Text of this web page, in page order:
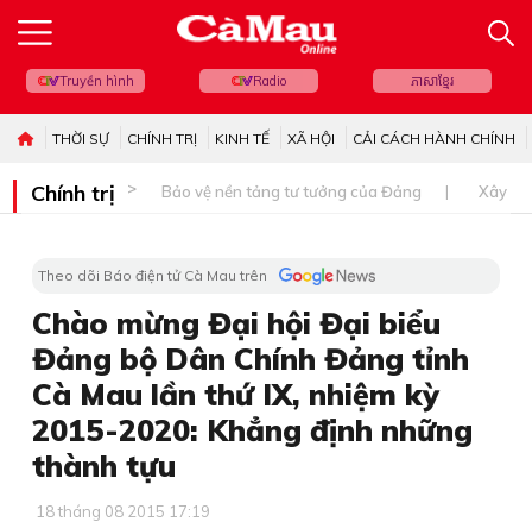
Truyền hình Radio ភាសាខ្មែរ
THỜI SỰ CHÍNH TRỊ KINH TẾ XÃ HỘI CẢI CÁCH HÀNH CHÍNH
Chính trị Bảo vệ nền tảng tư tưởng của Đảng Xây
Theo dõi Báo điện tử Cà Mau trên
Chào mừng Đại hội Đại biểu
Đảng bộ Dân Chính Đảng tỉnh
Cà Mau lần thứ IX, nhiệm kỳ
2015-2020: Khẳng định những
thành tựu
18 tháng 08 2015 17:19